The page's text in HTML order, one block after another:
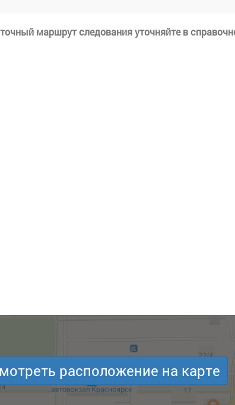
маршрут следования уточняйте в
расположение на карте